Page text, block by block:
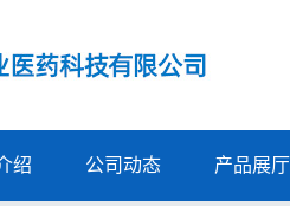
绍 公司动态 产品展厅